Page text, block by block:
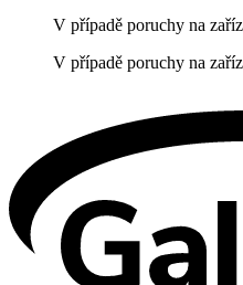
V případě poruchy na
V případě poruchy na